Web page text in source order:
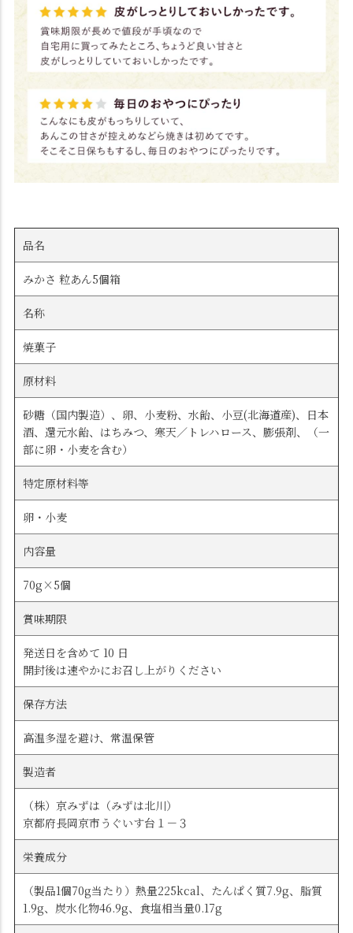
品名
みかさ 粒あん5個箱
名称
焼菓子
原材料
砂糖（国内製造）、卵、小麦粉、水飴、小豆(北海道産)、日本
酒、還元水飴、はちみつ、寒天／トレハロース、膨張剤、（一
部に卵・小麦を含む）
特定原材料等
卵・小麦
内容量
70g×5個
賞味期限
発送日を含めて 10 日
開封後は速やかにお召し上がりください
保存方法
高温多湿を避け、常温保管
製造者
（株）京みずは（みずは北川）
京都府長岡京市うぐいす台１－３
栄養成分
（製品1個70g当たり）熱量225kcal、たんぱく質7.9g、脂質
1.9g、炭水化物46.9g、食塩相当量0.17g